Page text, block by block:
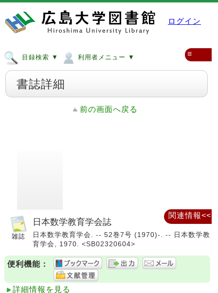
ログイン
目録検索 ▼ 利用者メニュー ▼ ≡
書誌詳細
前の画面へ戻る
日本数学教育学会誌
日本数学教育学会. -- 52巻7号 (1970)-. -- 日本数学教
育学会, 1970. <SB02320604>
便利機能：
詳細情報を見る
関連情報<<